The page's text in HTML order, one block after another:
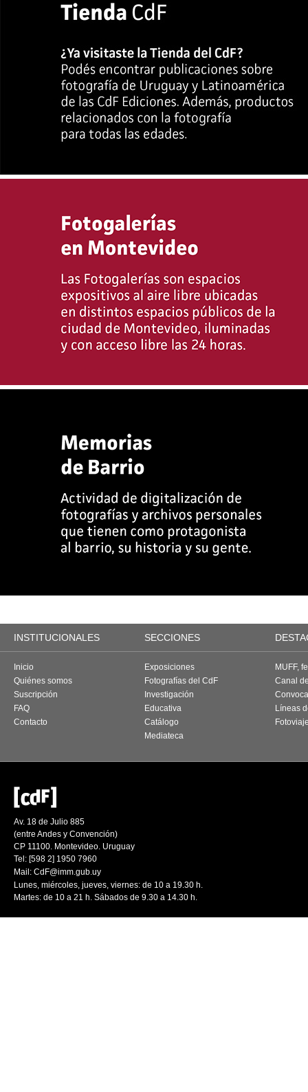
INSTITUCIONALES SECCIONES
Inicio
Quiénes somos
Suscripción
FAQ
Contacto
Exposiciones
Fotografías del CdF
Investigación
Educativa
Catálogo
Mediateca
MUFF,
Canal
Líneas
Av. 18 de Julio 885
(entre Andes y Convención)
CP 11100. Montevideo. Uruguay
Tel: [598 2] 1950 7960
Mail: CdF@imm.gub.uy
Lunes, miércoles, jueves, viernes: de 10 a 19.30 h.
Martes: de 10 a 21 h. Sábados de 9.30 a 14.30 h.